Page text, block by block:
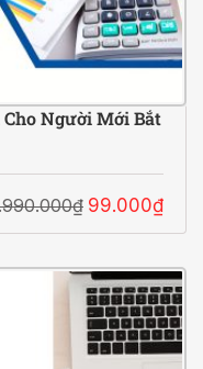
Người Mới Bắt
99.000₫